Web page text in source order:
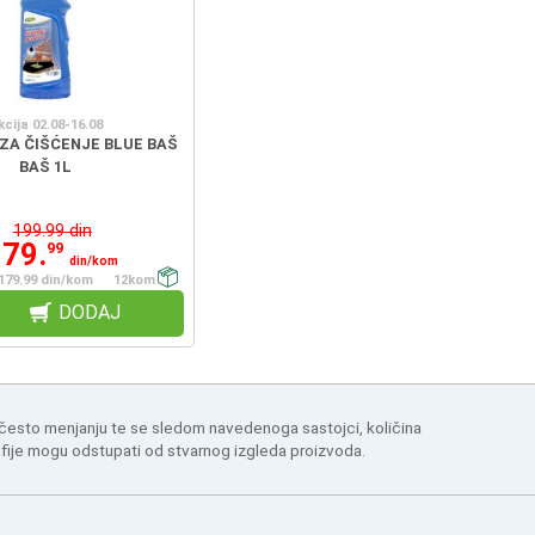
02.08-16.08
ČIŠĆENJE BLUE BAŠ
BAŠ 1L
199.99 din
99
din/kom
din/kom
12kom
DODAJ
menjanju te se sledom navedenoga sastojci, količina
mogu odstupati od stvarnog izgleda proizvoda.